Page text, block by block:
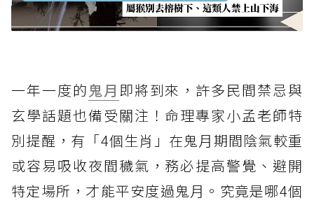
一年一度的鬼月 即將到來，許多民間禁忌與
玄學話題也備受關注！命理專家小孟老師特
別提醒，有「4個生肖」在鬼月期間陰氣較重
或容易吸收夜間穢氣，務必提高警覺、避開
特定場所，才能平安度過鬼月。究竟是哪4個